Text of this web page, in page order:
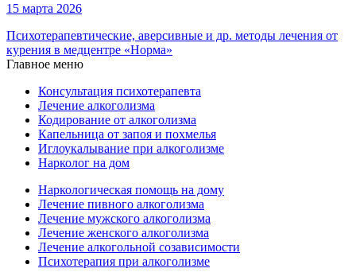
15 марта 2026
Психотерапевтические, аверсивные и др. методы лечения от
курения в медцентре «Норма»
Главное меню
Консультация психотерапевта
Лечение алкоголизма
Кодирование от алкоголизма
Капельница от запоя и похмелья
Иглоукалывание при алкоголизме
Нарколог на дом
Наркологическая помощь на дому
Лечение пивного алкоголизма
Лечение мужского алкоголизма
Лечение женского алкоголизма
Лечение алкогольной созависимости
Психотерапия при алкоголизме